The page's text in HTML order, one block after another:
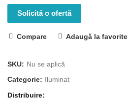
Solicită o ofertă
Compare Adaugă la favorite
SKU: Nu se aplică
Categorie: Iluminat
Distribuire